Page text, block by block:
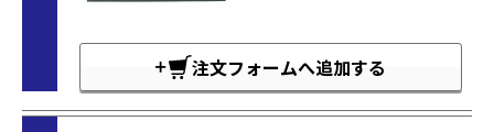
注文フォームへ追加する